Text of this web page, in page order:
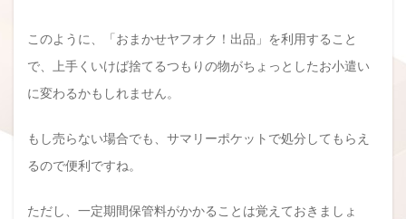
このように、「おまかせヤフオク！出品」を利用すること
で、上手くいけば捨てるつもりの物がちょっとしたお小遣い
に変わるかもしれません。
もし売らない場合でも、サマリーポケットで処分してもらえ
るので便利ですね。
ただし、一定期間保管料がかかることは覚えておきましょ